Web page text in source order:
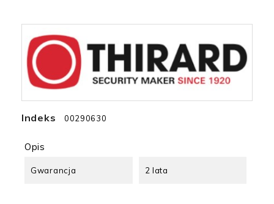
Indeks 00290630
Opis
Gwarancja 2 lata